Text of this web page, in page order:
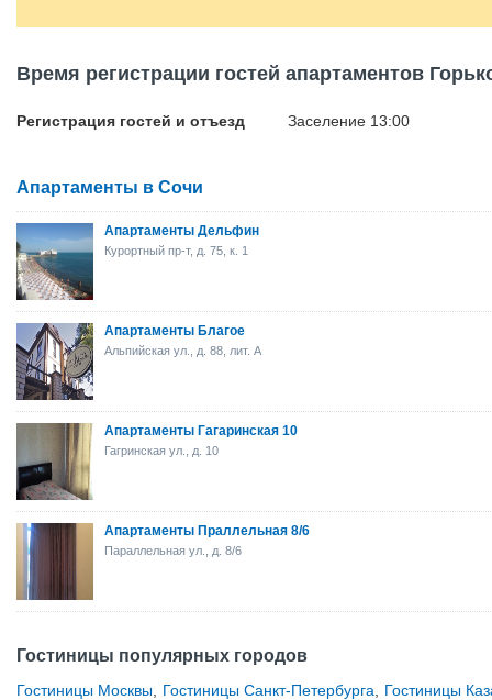
Время регистрации гостей апартаментов
Регистрация гостей и отъезд Заселение 13:00
Апартаменты в Сочи
Апартаменты Дельфин
Курортный пр-т, д. 75, к. 1
Апартаменты Благое
Альпийская ул., д. 88, лит. A
Апартаменты Гагаринская 10
Гагринская ул., д. 10
Апартаменты Праллельная 8/6
Параллельная ул., д. 8/6
Гостиницы популярных городов
Гостиницы Москвы Гостиницы Санкт-Петербурга
Гостиницы